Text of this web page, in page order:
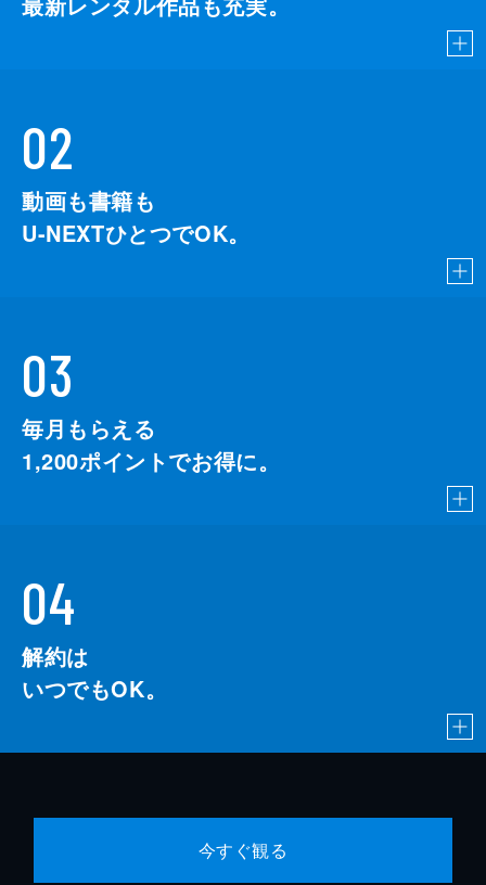
02
動画も書籍も
U-NEXTひとつでOK。
03
毎月もらえる
1,200ポイントでお得に。
04
解約は
いつでもOK。
今すぐ観る